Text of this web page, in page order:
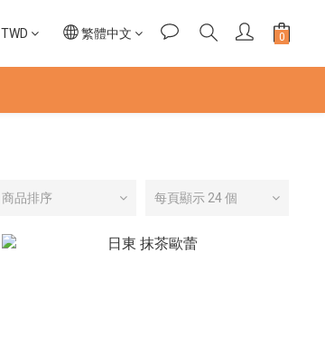
TWD 繁體中文
商品排序 每頁顯示 24 個